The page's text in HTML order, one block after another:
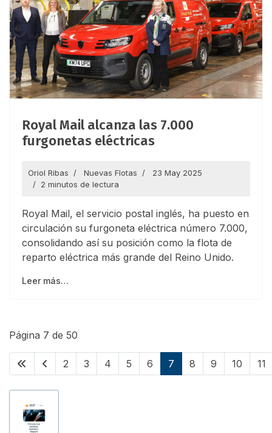
Royal Mail alcanza las 7.000
furgonetas eléctricas
Oriol Ribas Nuevas Flotas
23 May 2025
2 minutos de lectura
Royal Mail, el servicio postal inglés, ha puesto en
circulación su furgoneta eléctrica número 7.000,
consolidando así su posición como la flota de
reparto eléctrica más grande del Reino Unido.
Leer más…
Página 7 de 50
2 3 4 5 6 7 8 9 10 11